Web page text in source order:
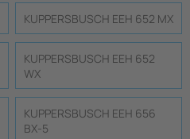
KUPPERSBUSCH EEH 652 MX
KUPPERSBUSCH EEH 652
WX
KUPPERSBUSCH EEH 656
BX-5